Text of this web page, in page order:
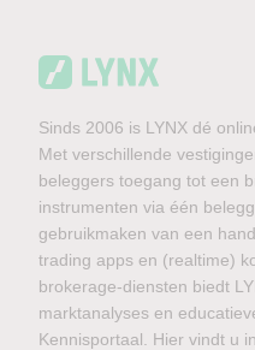
Sinds 2006 is LYNX dé
Met verschillende
beleggers toegang tot een
instrumenten via één
gebruikmaken van een
trading apps en (realtime)
brokerage-diensten biedt
marktanalyses en
Kennisportaal. Hier vindt u